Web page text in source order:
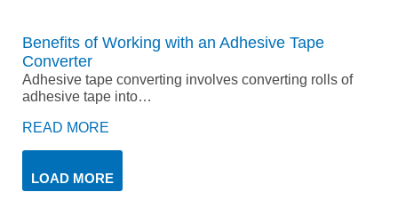
Benefits of Working with an Adhesive Tape
Converter
Adhesive tape converting involves converting rolls of
adhesive tape into…
READ MORE
LOAD MORE